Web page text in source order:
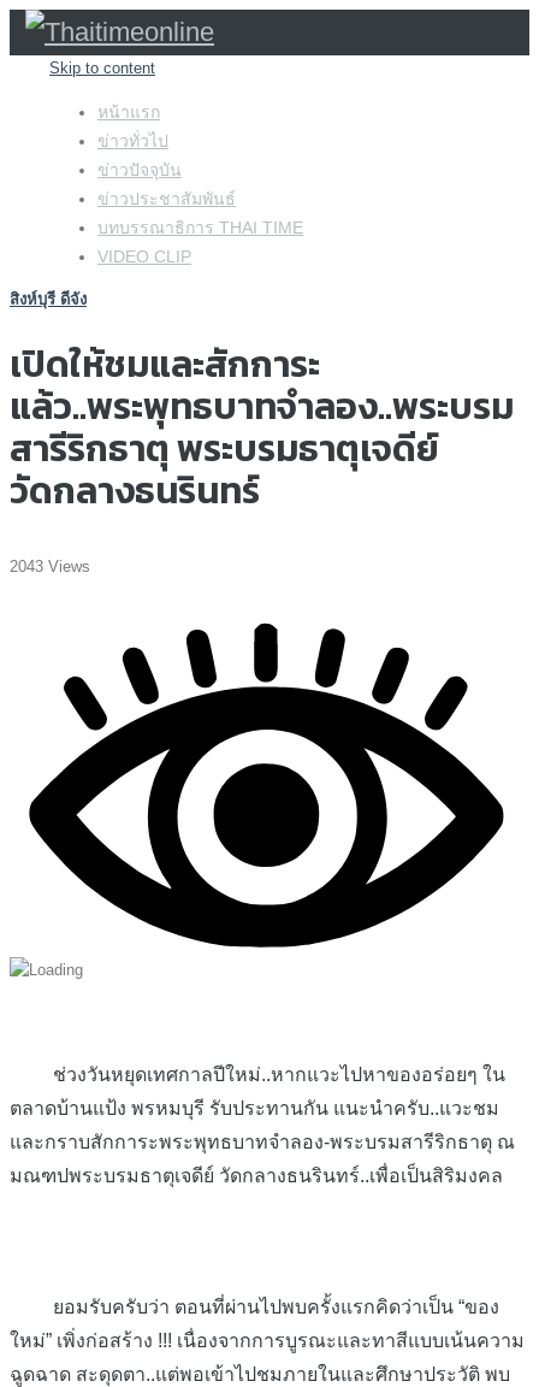
Skip to content
หน้าแรก
ข่าวทั่วไป
ข่าวปัจจุบัน
ข่าวประชาสัมพันธ์
บทบรรณาธิการ THAI TIME
VIDEO CLIP
สิงห์บุรี ดีจัง
เปิดให้ชมและสักการะ
แล้ว..พระพุทธบาทจำลอง..พระบรม
สารีริกธาตุ พระบรมธาตุเจดีย์
วัดกลางธนรินทร์
2043 Views
ช่วงวันหยุดเทศกาลปีใหม่..หากแวะไปหาของอร่อยๆ ใน
ตลาดบ้านแป้ง พรหมบุรี รับประทานกัน แนะนำครับ..แวะชม
และกราบสักการะพระพุทธบาทจำลอง-พระบรมสารีริกธาตุ ณ
มณฑปพระบรมธาตุเจดีย์ วัดกลางธนรินทร์..เพื่อเป็นสิริมงคล
ยอมรับครับว่า ตอนที่ผ่านไปพบครั้งแรกคิดว่าเป็น “ของ
ใหม่” เพิ่งก่อสร้าง !!! เนื่องจากการบูรณะและทาสีแบบเน้นความ
ฉูดฉาด สะดุดตา..แต่พอเข้าไปชมภายในและศึกษาประวัติ พบ